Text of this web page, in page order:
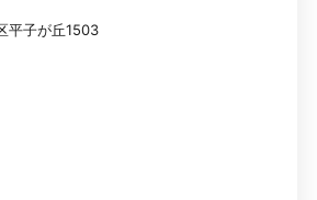
平子が丘1503